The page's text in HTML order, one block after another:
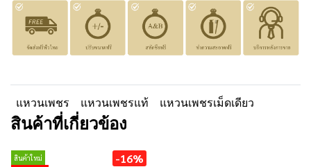
แหวนเพชร แหวนเพชรแท้ แหวนเพชรเม็ดเดียว
สินค้าที่เกี่ยวข้อง
สินค้าใหม่
-16%